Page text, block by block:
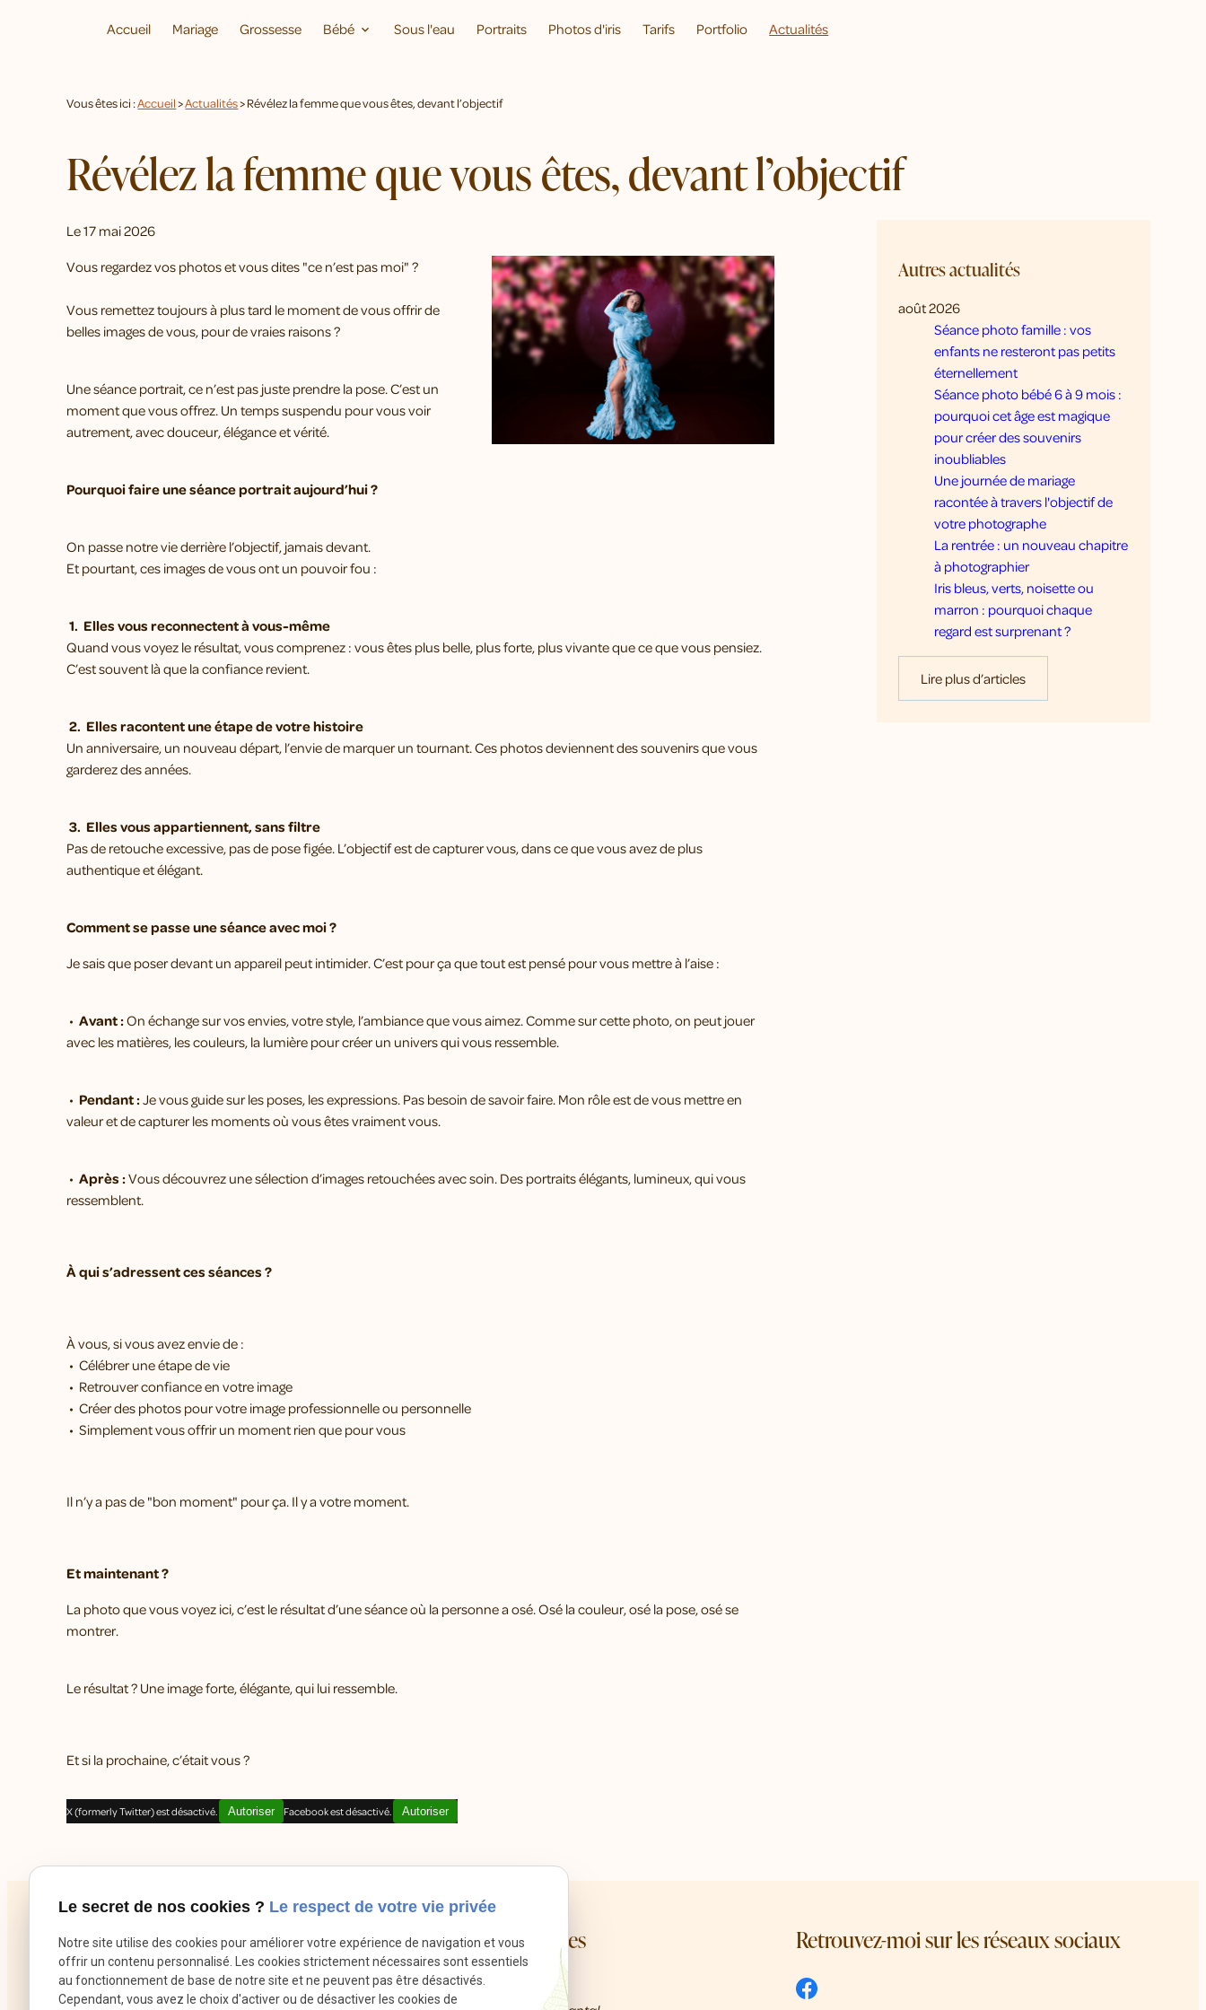
Accueil Mariage Grossesse Bébé Sous l'eau Portraits Photos d'iris Tarifs Portfolio Actualités
Vous êtes ici :Accueil>Actualités> Révélez la femme que vous êtes, devant l’objectif
Révélez la femme que vous êtes, devant l’objectif
Le17 mai 2026
Vous regardez vos photos et vous dites "ce n’est pas moi" ?
Vous remettez toujours à plus tard le moment de vous offrir de
belles images de vous, pour de vraies raisons ?
Une séance portrait, ce n’est pas juste prendre la pose. C’est un
moment que vous offrez. Un temps suspendu pour vous voir
autrement, avec douceur, élégance et vérité.
Pourquoi faire une séance portrait aujourd’hui ?
On passe notre vie derrière l’objectif, jamais devant.
Et pourtant, ces images de vous ont un pouvoir fou :
1. Elles vous reconnectent à vous-même
Quand vous voyez le résultat, vous comprenez : vous êtes plus belle, plus forte, plus vivante que ce que vous pensiez.
C’est souvent là que la confiance revient.
2. Elles racontent une étape de votre histoire
Un anniversaire, un nouveau départ, l’envie de marquer un tournant. Ces photos deviennent des souvenirs que vous
garderez des années.
3. Elles vous appartiennent, sans filtre
Pas de retouche excessive, pas de pose figée. L’objectif est de capturer vous, dans ce que vous avez de plus
authentique et élégant.
Comment se passe une séance avec moi ?
Je sais que poser devant un appareil peut intimider. C’est pour ça que tout est pensé pour vous mettre à l’aise :
•Avant :On échange sur vos envies, votre style, l’ambiance que vous aimez. Comme sur cette photo, on peut jouer
avec les matières, les couleurs, la lumière pour créer un univers qui vous ressemble.
• Pendant :Je vous guide sur les poses, les expressions. Pas besoin de savoir faire. Mon rôle est de vous mettre en
valeur et de capturer les moments où vous êtes vraiment vous.
• Après :Vous découvrez une sélection d’images retouchées avec soin. Des portraits élégants, lumineux, qui vous
ressemblent.
À qui s’adressent ces séances ?
À vous, si vous avez envie de :
• Célébrer une étape de vie
• Retrouver confiance en votre image
• Créer des photos pour votre image professionnelle ou personnelle
• Simplement vous offrir un moment rien que pour vous
Il n’y a pas de "bon moment" pour ça. Il y a votre moment.
Et maintenant ?
La photo que vous voyez ici, c’est le résultat d’une séance où la personne a osé. Osé la couleur, osé la pose, osé se
montrer.
Le résultat ? Une image forte, élégante, qui lui ressemble.
Et si la prochaine, c’était vous ?
X (formerly Twitter) est désactivé. Autoriser Facebook est désactivé. Autoriser
Autres actualités
août 2026
Séance photo famille : vos
enfants ne resteront pas petits
éternellement
Séance photo bébé 6 à 9 mois :
pourquoi cet âge est magique
pour créer des souvenirs
inoubliables
Une journée de mariage
racontée à travers l'objectif de
votre photographe
La rentrée : un nouveau chapitre
à photographier
Iris bleus, verts, noisette ou
marron : pourquoi chaque
regard est surprenant ?
Lire plus d’articles
Mes coordonnées
call
01 86 65 21 00
Retrouvez-moi sur les réseaux sociaux
Le secret de nos cookies ? Le respect de votre vie privée
Notre site utilise des cookies pour améliorer votre expérience de navigation et vous
offrir un contenu personnalisé. Les cookies strictement nécessaires sont essentiels
au fonctionnement de base de notre site et ne peuvent pas être désactivés.
Cependant, vous avez le choix d'activer ou de désactiver les cookies de